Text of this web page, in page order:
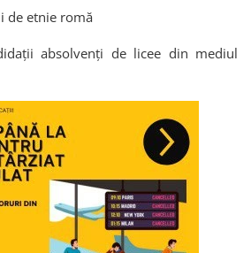
de etnie romă
absolvenți de licee din mediul